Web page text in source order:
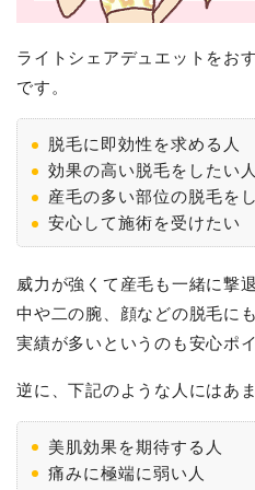
ライトシェアデュエットをお
です。
脱毛に即効性を求める人
効果の高い脱毛をしたい人
産毛の多い部位の脱毛を
安心して施術を受けたい
威力が強くて産毛も一緒に撃
中や二の腕、顔などの脱毛に
実績が多いというのも安心ポ
逆に、下記のような人にはあ
美肌効果を期待する人
痛みに極端に弱い人